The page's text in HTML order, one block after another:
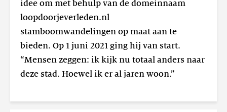
idee om met behulp van de domeinnaam
loopdoorjeverleden.nl
stamboomwandelingen op maat aan te
bieden. Op 1 juni 2021 ging hij van start.
“Mensen zeggen: ik kijk nu totaal anders naar
deze stad. Hoewel ik er al jaren woon.”